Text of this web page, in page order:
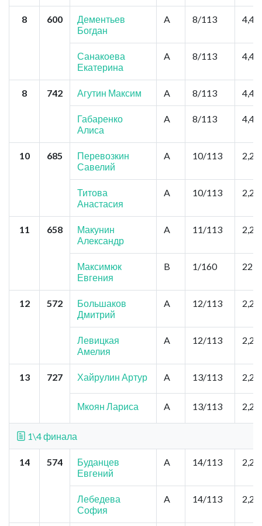
8 600
Дементьев
Богдан
A 8/113 4,4
Санакоева
Екатерина
A 8/113 4,4
8 742 Агутин Максим A 8/113 4,4
Габаренко
Алиса
A 8/113 4,4
10 685
Перевозкин
Савелий
A 10/113 2,2
Титова
Анастасия
A 10/113 2,2
11 658
Макунин
Александр
A 11/113 2,2
Максимюк
Евгения
B 1/160 22,0
12 572
Большаков
Дмитрий
A 12/113 2,2
Левицкая
Амелия
A 12/113 2,2
13 727 Хайрулин Артур A 13/113 2,2
Мкоян Лариса A 13/113 2,2
1\4 финала
14 574
Буданцев
Евгений
A 14/113 2,2
Лебедева
София
A 14/113 2,2